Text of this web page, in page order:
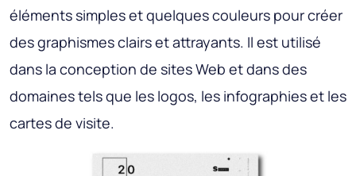
éléments simples et quelques couleurs pour créer
des graphismes clairs et attrayants. Il est utilisé
dans la conception de sites Web et dans des
domaines tels que les logos, les infographies et les
cartes de visite.